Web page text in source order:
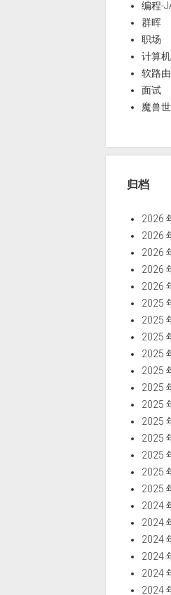
编程-
群晖
职场
计算机
软路由
面试
魔兽
归档
2026
2026
2026
2026
2026
2025
2025
2025
2025
2025
2025
2025
2025
2025
2025
2025
2025
2024
2024
2024
2024
2024
2024